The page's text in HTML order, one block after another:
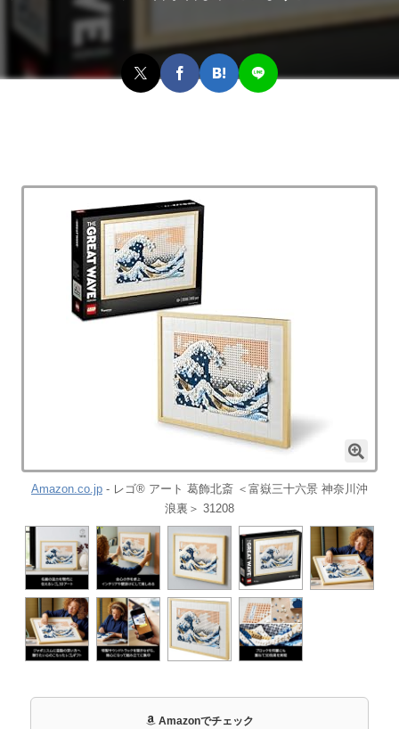
Amazon.co.jp - レゴ® アート 葛飾北斎 ＜富嶽三十六景 神奈川沖
浪裏＞ 31208
Amazonでチェック